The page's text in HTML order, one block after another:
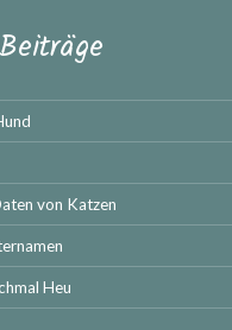
von Katzen
Heu